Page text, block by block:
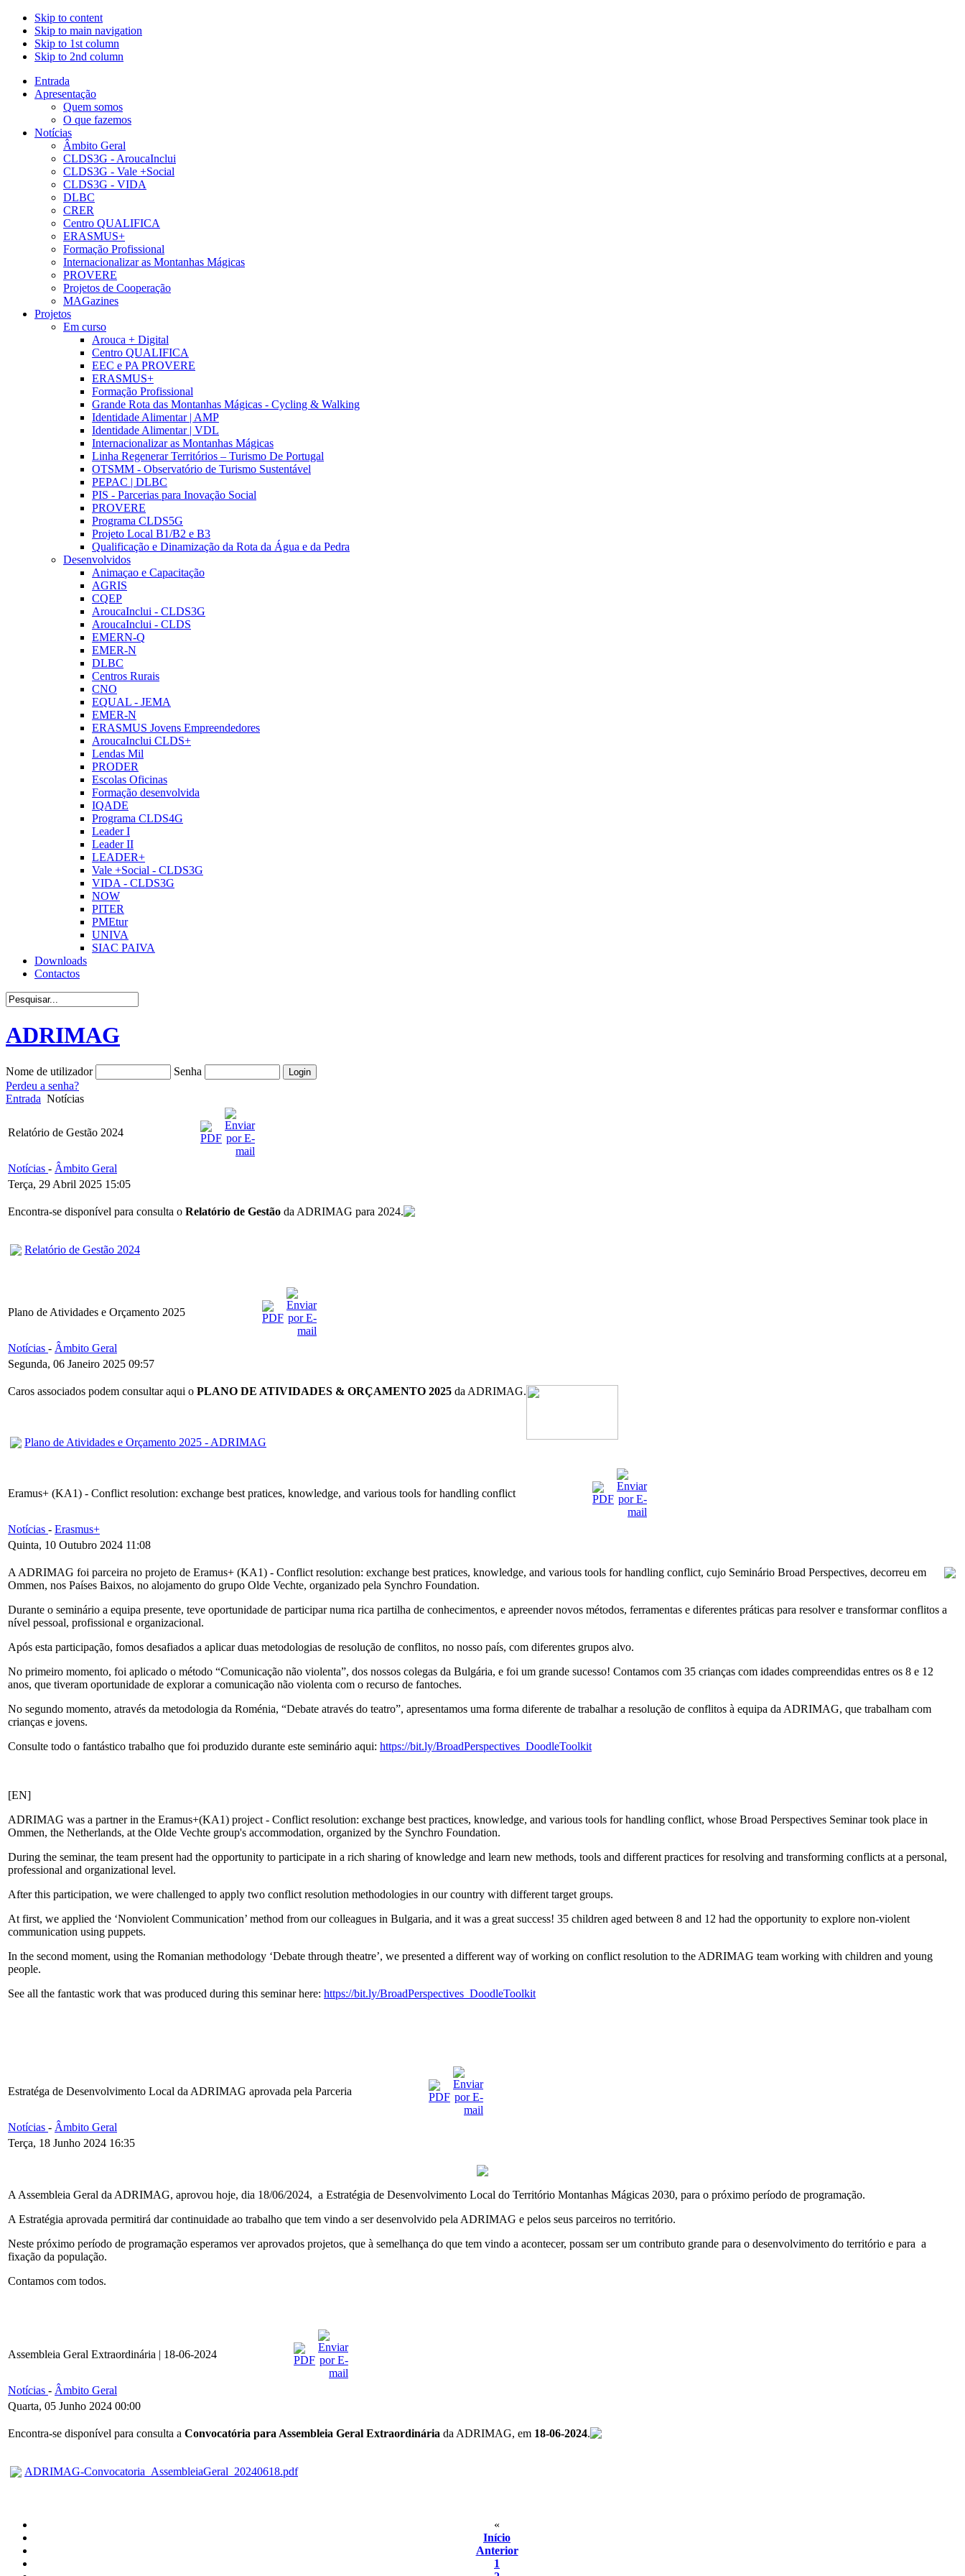
Skip to content
Skip to main navigation
Skip to 1st column
Skip to 2nd column
Entrada
Apresentação
Quem somos
O que fazemos
Notícias
Âmbito Geral
CLDS3G - AroucaInclui
CLDS3G - Vale +Social
CLDS3G - VIDA
DLBC
CRER
Centro QUALIFICA
ERASMUS+
Formação Profissional
Internacionalizar as Montanhas Mágicas
PROVERE
Projetos de Cooperação
MAGazines
Projetos
Em curso
Arouca + Digital
Centro QUALIFICA
EEC e PA PROVERE
ERASMUS+
Formação Profissional
Grande Rota das Montanhas Mágicas - Cycling & Walking
Identidade Alimentar | AMP
Identidade Alimentar | VDL
Internacionalizar as Montanhas Mágicas
Linha Regenerar Territórios – Turismo De Portugal
OTSMM - Observatório de Turismo Sustentável
PEPAC | DLBC
PIS - Parcerias para Inovação Social
PROVERE
Programa CLDS5G
Projeto Local B1/B2 e B3
Qualificação e Dinamização da Rota da Água e da Pedra
Desenvolvidos
Animaçao e Capacitação
AGRIS
CQEP
AroucaInclui - CLDS3G
AroucaInclui - CLDS
EMERN-Q
EMER-N
DLBC
Centros Rurais
CNO
EQUAL - JEMA
EMER-N
ERASMUS Jovens Empreendedores
AroucaInclui CLDS+
Lendas Mil
PRODER
Escolas Oficinas
Formação desenvolvida
IQADE
Programa CLDS4G
Leader I
Leader II
LEADER+
Vale +Social - CLDS3G
VIDA - CLDS3G
NOW
PITER
PMEtur
UNIVA
SIAC PAIVA
Downloads
Contactos
ADRIMAG
Nome de utilizador
Senha
Perdeu a senha?
Entrada Notícias
Relatório de Gestão 2024
Notícias - Âmbito Geral
Terça, 29 Abril 2025 15:05
Encontra-se disponível para consulta o Relatório de Gestão da ADRIMAG para 2024.
Relatório de Gestão 2024
Plano de Atividades e Orçamento 2025
Notícias - Âmbito Geral
Segunda, 06 Janeiro 2025 09:57
Caros associados podem consultar aqui o PLANO DE ATIVIDADES & ORÇAMENTO 2025 da ADRIMAG.
Plano de Atividades e Orçamento 2025 - ADRIMAG
Eramus+ (KA1) - Conflict resolution: exchange best pratices, knowledge, and various tools for handling conflict
Notícias - Erasmus+
Quinta, 10 Outubro 2024 11:08
A ADRIMAG foi parceira no projeto de Eramus+ (KA1) - Conflict resolution: exchange best pratices, knowledge, and various tools for handling conflict, cujo Seminário Broad Perspectives, decorreu em
Ommen, nos Países Baixos, no alojamento do grupo Olde Vechte, organizado pela Synchro Foundation.
Durante o seminário a equipa presente, teve oportunidade de participar numa rica partilha de conhecimentos, e apreender novos métodos, ferramentas e diferentes práticas para resolver e transformar conflitos a
nível pessoal, profissional e organizacional.
Após esta participação, fomos desafiados a aplicar duas metodologias de resolução de conflitos, no nosso país, com diferentes grupos alvo.
No primeiro momento, foi aplicado o método “Comunicação não violenta”, dos nossos colegas da Bulgária, e foi um grande sucesso! Contamos com 35 crianças com idades compreendidas entres os 8 e 12
anos, que tiveram oportunidade de explorar a comunicação não violenta com o recurso de fantoches.
No segundo momento, através da metodologia da Roménia, “Debate através do teatro”, apresentamos uma forma diferente de trabalhar a resolução de conflitos à equipa da ADRIMAG, que trabalham com
crianças e jovens.
Consulte todo o fantástico trabalho que foi produzido durante este seminário aqui: https://bit.ly/BroadPerspectives_DoodleToolkit
[EN]
ADRIMAG was a partner in the Eramus+(KA1) project - Conflict resolution: exchange best practices, knowledge, and various tools for handling conflict, whose Broad Perspectives Seminar took place in
Ommen, the Netherlands, at the Olde Vechte group's accommodation, organized by the Synchro Foundation.
During the seminar, the team present had the opportunity to participate in a rich sharing of knowledge and learn new methods, tools and different practices for resolving and transforming conflicts at a personal,
professional and organizational level.
After this participation, we were challenged to apply two conflict resolution methodologies in our country with different target groups.
At first, we applied the ‘Nonviolent Communication’ method from our colleagues in Bulgaria, and it was a great success! 35 children aged between 8 and 12 had the opportunity to explore non-violent
communication using puppets.
In the second moment, using the Romanian methodology ‘Debate through theatre’, we presented a different way of working on conflict resolution to the ADRIMAG team working with children and young
people.
See all the fantastic work that was produced during this seminar here: https://bit.ly/BroadPerspectives_DoodleToolkit
Estratéga de Desenvolvimento Local da ADRIMAG aprovada pela Parceria
Notícias - Âmbito Geral
Terça, 18 Junho 2024 16:35
A Assembleia Geral da ADRIMAG, aprovou hoje, dia 18/06/2024, a Estratégia de Desenvolvimento Local do Território Montanhas Mágicas 2030, para o próximo período de programação.
A Estratégia aprovada permitirá dar continuidade ao trabalho que tem vindo a ser desenvolvido pela ADRIMAG e pelos seus parceiros no território.
Neste próximo período de programação esperamos ver aprovados projetos, que à semelhança do que tem vindo a acontecer, possam ser um contributo grande para o desenvolvimento do território e para a
fixação da população.
Contamos com todos.
Assembleia Geral Extraordinária | 18-06-2024
Notícias - Âmbito Geral
Quarta, 05 Junho 2024 00:00
Encontra-se disponível para consulta a Convocatória para Assembleia Geral Extraordinária da ADRIMAG, em 18-06-2024.
ADRIMAG-Convocatoria_AssembleiaGeral_20240618.pdf
«
Início
Anterior
1